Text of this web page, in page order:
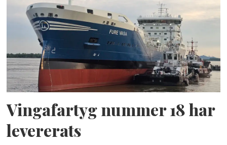
Vingafartyg nummer 18 har
levererats